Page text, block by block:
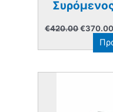
€420.00Original
price
€370.00